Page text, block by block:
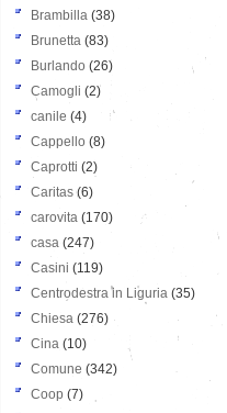
Brambilla (38)
Brunetta (83)
Burlando (26)
Camogli (2)
canile (4)
Cappello (8)
Caprotti (2)
Caritas (6)
carovita (170)
casa (247)
Casini (119)
Centrodestra in Liguria (35)
Chiesa (276)
Cina (10)
Comune (342)
Coop (7)